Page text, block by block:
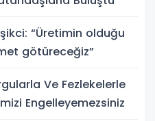
“Üretimin olduğu
götüreceğiz”
Ve Fezlekelerle
Engelleyemezsiniz